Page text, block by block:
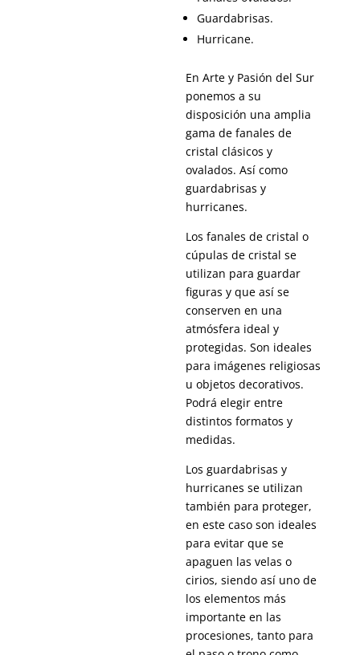
Guardabrisas.
Hurricane.
En Arte y Pasión del Sur
ponemos a su
disposición una amplia
gama de fanales de
cristal clásicos y
ovalados. Así como
guardabrisas y
hurricanes.
Los fanales de cristal o
cúpulas de cristal se
utilizan para guardar
figuras y que así se
conserven en una
atmósfera ideal y
protegidas. Son ideales
para imágenes religiosas
u objetos decorativos.
Podrá elegir entre
distintos formatos y
medidas.
Los guardabrisas y
hurricanes se utilizan
también para proteger,
en este caso son ideales
para evitar que se
apaguen las velas o
cirios, siendo así uno de
los elementos más
importante en las
procesiones, tanto para